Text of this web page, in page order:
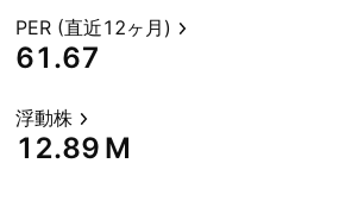
PER (直近12ヶ月)
61.67
浮動株
‪12.89 M‬